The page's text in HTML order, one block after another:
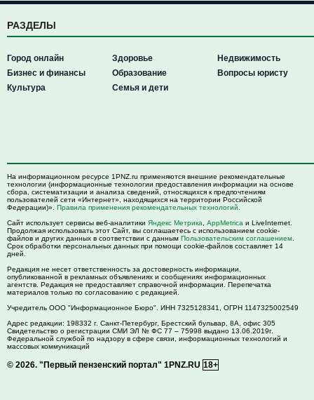
РАЗДЕЛЫ
Город онлайн
Бизнес и финансы
Культура
Здоровье
Образование
Семья и дети
Недвижимость
Вопросы юристу
На информационном ресурсе 1PNZ.ru применяются внешние рекомендательные
технологии (информационные технологии предоставления информации на основе
сбора, систематизации и анализа сведений, относящихся к предпочтениям
пользователей сети «Интернет», находящихся на территории Российской
Федерации)». Правила применения рекомендательных технологий
Сайт использует сервисы веб-аналитики Яндекс Метрика AppMetrica и LiveInternet.
Продолжая использовать этот Сайт, вы соглашаетесь с использованием cookie-
файлов и других данных в соответствии с данным Пользовательским соглашением
Срок обработки персональных данных при помощи cookie-файлов составляет 14
дней.
Редакция не несет ответственность за достоверность информации,
опубликованной в рекламных объявлениях и сообщениях информационных
агентств. Редакция не предоставляет справочной информации. Перепечатка
материалов только по согласованию с редакцией.
Учредитель ООО "Информационное Бюро". ИНН 7325128341, ОГРН 1147325002549
Адрес редакции: 198332 г. Санкт-Петербург, Брестский бульвар, 8А, офис 305
Свидетельство о регистрации СМИ ЭЛ № ФС 77 – 75998 выдано 13.06.2019г.
Федеральной службой по надзору в сфере связи, информационных технологий и
массовых коммуникаций
© 2026. "Первый пензенский портал" 1PNZ.RU 18+